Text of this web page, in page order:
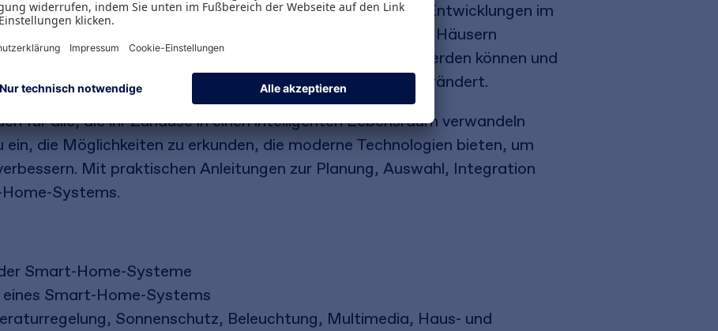
Einblicke in die Grundlagen, neuesten Trends und Entwicklungen im
wie KI-gesteuerte Systeme das Leben in unseren Häusern
Energien in intelligente Automationssysteme integriert werden können und
Zeitalter unsere Interaktion mit unseren Wohnräumen verändert.
für alle, die ihr Zuhause in einen intelligenten Lebensraum verwandeln
die Möglichkeiten zu erkunden, die moderne Technologien bieten, um
Mit praktischen Anleitungen zur Planung, Auswahl, Integration
Systems.
Smart-Home-Systeme
Smart-Home-Systems
Sonnenschutz, Beleuchtung, Multimedia, Haus- und